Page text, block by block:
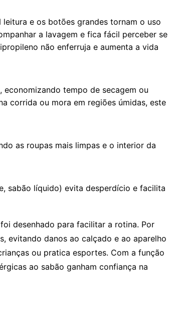
e os botões grandes tornam o uso
a lavagem e fica fácil perceber se
não enferruja e aumenta a vida
economizando tempo de secagem ou
corrida ou mora em regiões úmidas, este
as roupas mais limpas e o interior da
sabão líquido) evita desperdício e facilita
desenhado para facilitar a rotina. Por
evitando danos ao calçado e ao aparelho
ou pratica esportes. Com a função
ao sabão ganham confiança na